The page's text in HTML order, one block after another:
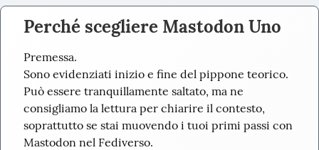
Perché scegliere Mastodon Uno
Premessa.
Sono evidenziati inizio e fine del pippone teorico.
Può essere tranquillamente saltato, ma ne
consigliamo la lettura per chiarire il contesto,
soprattutto se stai muovendo i tuoi primi passi con
Mastodon nel Fediverso.